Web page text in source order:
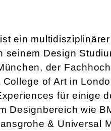
ein
seinem Design
der
of Art in
für einige
Designbereich wie
& Universal